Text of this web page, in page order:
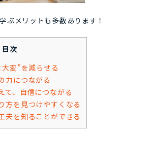
ぶメリットも多数あります！
目次
変”を減らせる
力につながる
て、自信につながる
方を見つけやすくなる
夫を知ることができる